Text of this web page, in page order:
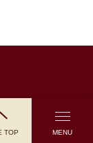
TOP MENU